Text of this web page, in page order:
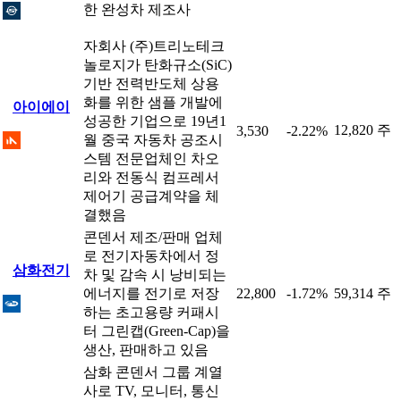
한 완성차 제조사
아이에이
자회사 (주)트리노테크
놀로지가 탄화규소(SiC)
기반 전력반도체 상용
화를 위한 샘플 개발에
성공한 기업으로 19년1
월 중국 자동차 공조시
스템 전문업체인 차오
리와 전동식 컴프레서
제어기 공급계약을 체
결했음
3,530 -2.22% 12,820 주
삼화전기
콘덴서 제조/판매 업체
로 전기자동차에서 정
차 및 감속 시 낭비되는
에너지를 전기로 저장
하는 초고용량 커패시
터 그린캡(Green-Cap)을
생산, 판매하고 있음
22,800 -1.72% 59,314 주
삼화 콘덴서 그룹 계열
사로 TV, 모니터, 통신